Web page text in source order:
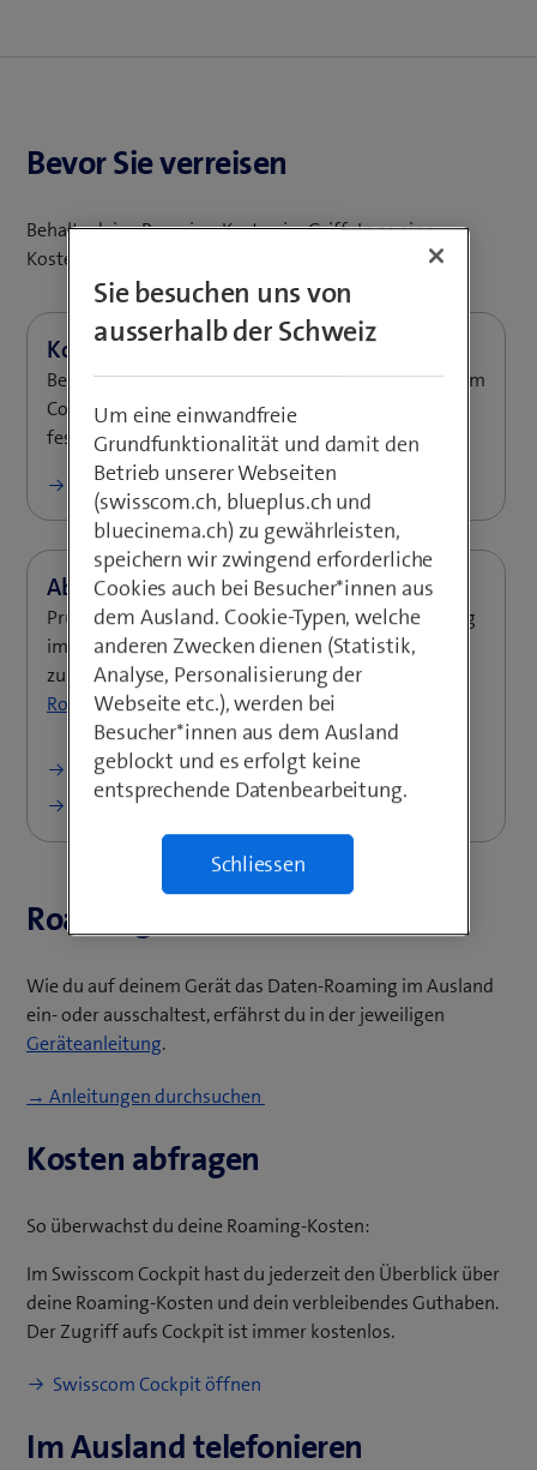
Bevor Sie verreisen
Behalte deine Roaming-Kosten im Griff: Lege eine
Kostenlimite fest oder kaufe ein Roaming-Paket.
Bevor Sie ins Ausland reisen, müssen Sie im Swisscom
Cockpit unter «Kosten» eine Roaming-Kostenlimite
festlegen.
Limite definieren
Prüfen Sie, welche Leistungen für die Handynutzung
im Ausland in Ihrem Abo enthalten sind. Für
zusätzliche Daten, Minuten oder SMS kaufen Sie ein
Roaming-Paket.
Guthaben prüfen
Tarife für KMU
Roaming einschalten
Wie du auf deinem Gerät das Daten-Roaming im Ausland
ein- oder ausschaltest, erfährst du in der jeweiligen
Geräteanleitung.
→ Anleitungen durchsuchen
Kosten abfragen
So überwachst du deine Roaming-Kosten:
Im Swisscom Cockpit hast du jederzeit den Überblick über
deine Roaming-Kosten und dein verbleibendes Guthaben.
Der Zugriff aufs Cockpit ist immer kostenlos.
Swisscom Cockpit öffnen
f
Im Ausland telefonieren
Sie besuchen uns von
ausserhalb der Schweiz
Um eine einwandfreie
Grundfunktionalität und damit den
Betrieb unserer Webseiten
(swisscom.ch, blueplus.ch und
bluecinema.ch) zu gewährleisten,
speichern wir zwingend erforderliche
Cookies auch bei Besucher*innen aus
dem Ausland. Cookie-Typen, welche
anderen Zwecken dienen (Statistik,
Analyse, Personalisierung der
Webseite etc.), werden bei
Besucher*innen aus dem Ausland
geblockt und es erfolgt keine
entsprechende Datenbearbeitung.
Schliessen